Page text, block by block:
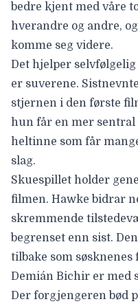
bedre kjent med våre
hverandre og andre,
komme seg videre.
Det hjelper selvfølgelig
er suverene.
stjernen i den første
hun får en mer sentral
heltinne som får
slag.
Skuespillet holder
filmen. Hawke bidrar
skremmende
begrenset enn sist.
tilbake som søsknenes
Demián Bichir er med
Der forgjengeren bød